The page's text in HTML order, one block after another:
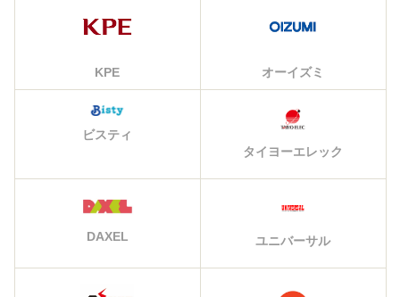
KPE オーイズミ
ビスティ
タイヨーエレック
DAXEL ユニバーサル